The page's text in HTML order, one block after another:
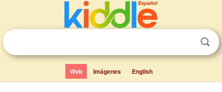
Web Imágenes English